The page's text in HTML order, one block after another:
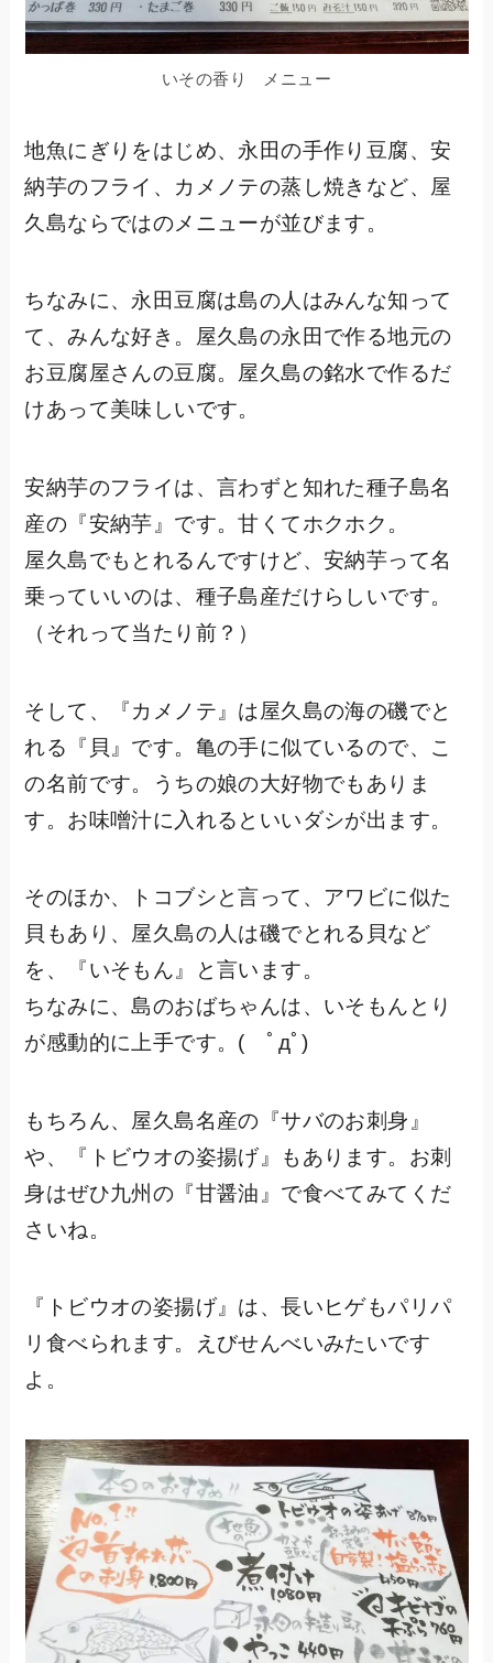
いその香り メニュー
地魚にぎりをはじめ、永田の手作り豆腐、安
納芋のフライ、カメノテの蒸し焼きなど、屋
久島ならではのメニューが並びます。
ちなみに、永田豆腐は島の人はみんな知って
て、みんな好き。屋久島の永田で作る地元の
お豆腐屋さんの豆腐。屋久島の銘水で作るだ
けあって美味しいです。
安納芋のフライは、言わずと知れた種子島名
産の『安納芋』です。甘くてホクホク。
屋久島でもとれるんですけど、安納芋って名
乗っていいのは、種子島産だけらしいです。
（それって当たり前？）
そして、『カメノテ』は屋久島の海の磯でと
れる『貝』です。亀の手に似ているので、こ
の名前です。うちの娘の大好物でもありま
す。お味噌汁に入れるといいダシが出ます。
そのほか、トコブシと言って、アワビに似た
貝もあり、屋久島の人は磯でとれる貝など
を、『いそもん』と言います。
ちなみに、島のおばちゃんは、いそもんとり
が感動的に上手です。( ﾟдﾟ)
もちろん、屋久島名産の『サバのお刺身』
や、『トビウオの姿揚げ』もあります。お刺
身はぜひ九州の『甘醤油』で食べてみてくだ
さいね。
『トビウオの姿揚げ』は、長いヒゲもパリパ
リ食べられます。えびせんべいみたいです
よ。